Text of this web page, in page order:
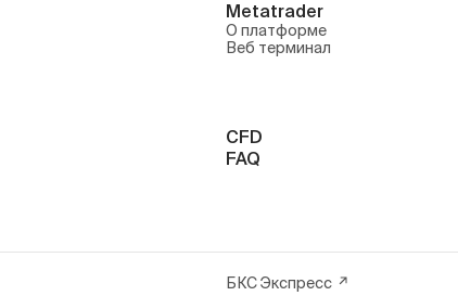
Metatrader
О платформе
Веб терминал
CFD
FAQ
БКС Экспресс